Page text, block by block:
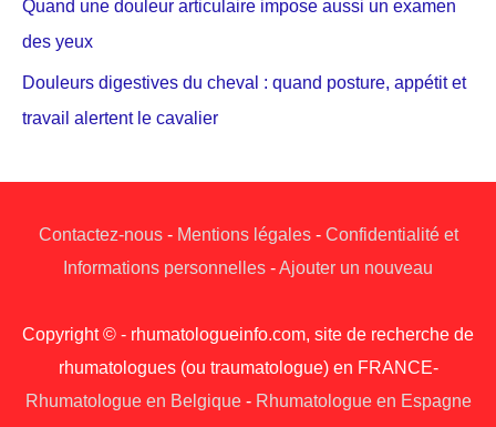
Quand une douleur articulaire impose aussi un examen
des yeux
Douleurs digestives du cheval : quand posture, appétit et
travail alertent le cavalier
Contactez-nous- Mentions légales- Confidentialité et
Informations personnelles -Ajouter un nouveau
Copyright © - rhumatologueinfo.com, site de recherche de
rhumatologues (ou traumatologue) en FRANCE-
Rhumatologue en Belgique- Rhumatologue en Espagne